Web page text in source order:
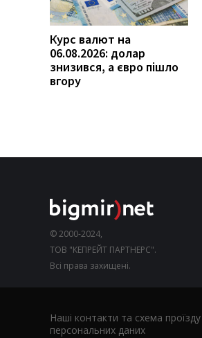
Курс валют на
06.08.2026: долар
знизився, а євро пішло
вгору
© 2000-2024,
ТОВ "КЕПРЕЙТ ПАРТНЕРС".
Всі права захищені.
Наші контакти та схема проїзду
персональних даних